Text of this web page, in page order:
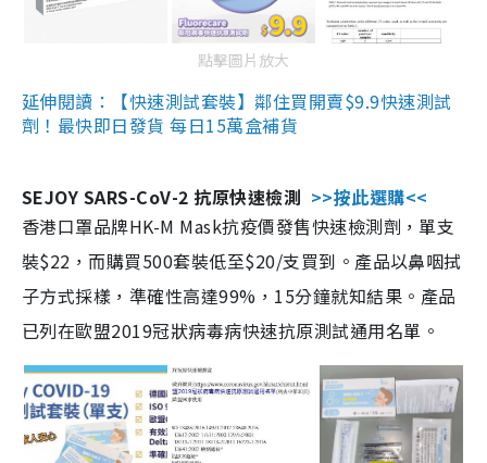
點擊圖片放大
延伸閱讀：【快速測試套裝】鄰住買開賣$9.9快速測試
劑！最快即日發貨 每日15萬盒補貨
SEJOY SARS-CoV-2 抗原快速檢測 >>按此選購<<
香港口罩品牌HK-M Mask抗疫價發售快速檢測劑，單支
裝$22，而購買500套裝低至$20/支買到。產品以鼻咽拭
子方式採樣，準確性高達99%，15分鐘就知結果。產品
已列在歐盟2019冠狀病毒病快速抗原測試通用名單。